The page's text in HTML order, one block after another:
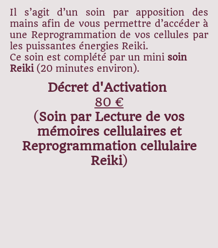
Il s’agit d’un soin par apposition des
mains afin de vous permettre d’accéder à
une Reprogrammation de vos cellules par
les puissantes énergies Reiki.
Ce soin est complété par un mini soin
Reiki (20 minutes environ).
Décret d'Activation
80 €
(Soin par Lecture de vos
mémoires cellulaires et
Reprogrammation cellulaire
Reiki)